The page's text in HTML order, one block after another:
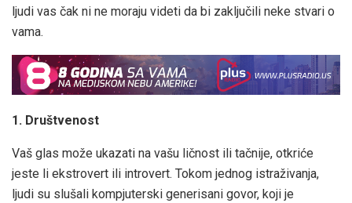
ljudi vas čak ni ne moraju videti da bi zaključili neke stvari o
vama.
1. Društvenost
Vaš glas može ukazati ​​na vašu ličnost ili tačnije, otkriće
jeste li ekstrovert ili introvert. Tokom jednog istraživanja,
ljudi su slušali kompjuterski generisani govor, koji je